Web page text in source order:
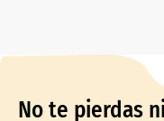
No te pierdas ni